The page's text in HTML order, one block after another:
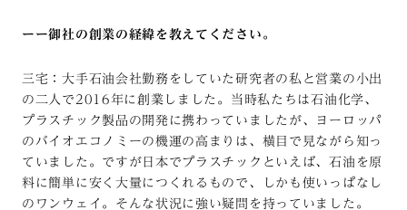
ーー御社の創業の経緯を教えてください。
三宅：大手石油会社勤務をしていた研究者の私と営業の小出
の二人で2016年に創業しました。当時私たちは石油化学、
プラスチック製品の開発に携わっていましたが、ヨーロッパ
のバイオエコノミーの機運の高まりは、横目で見ながら知っ
ていました。ですが日本でプラスチックといえば、石油を原
料に簡単に安く大量につくれるもので、しかも使いっぱなし
のワンウェイ。そんな状況に強い疑問を持っていました。